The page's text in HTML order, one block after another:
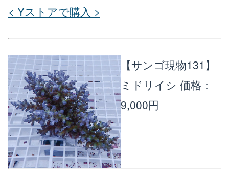
< Yストアで購入 >
【サンゴ現物131】
ミドリイシ 価格：
9,000円